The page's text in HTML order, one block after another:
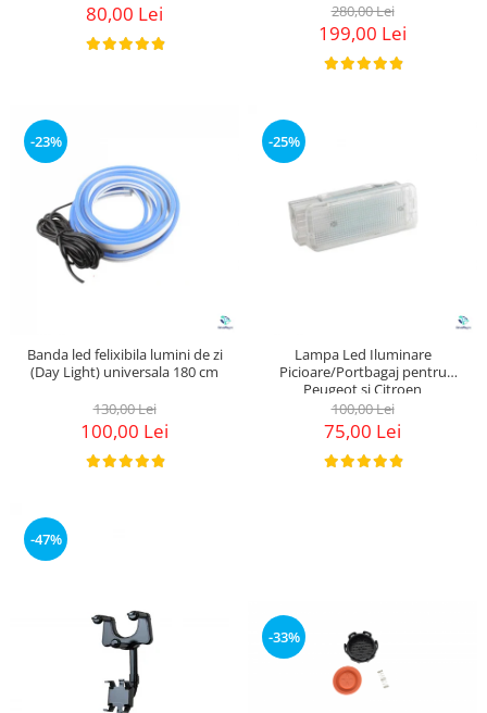
80,00 Lei
280,00 Lei
199,00 Lei
-23%
Banda led felixibila lumini de zi
(Day Light) universala 180 cm
130,00 Lei
100,00 Lei
-25%
Lampa Led Iluminare
Picioare/Portbagaj pentru
Peugeot si Citroen
100,00 Lei
75,00 Lei
-47%
-33%